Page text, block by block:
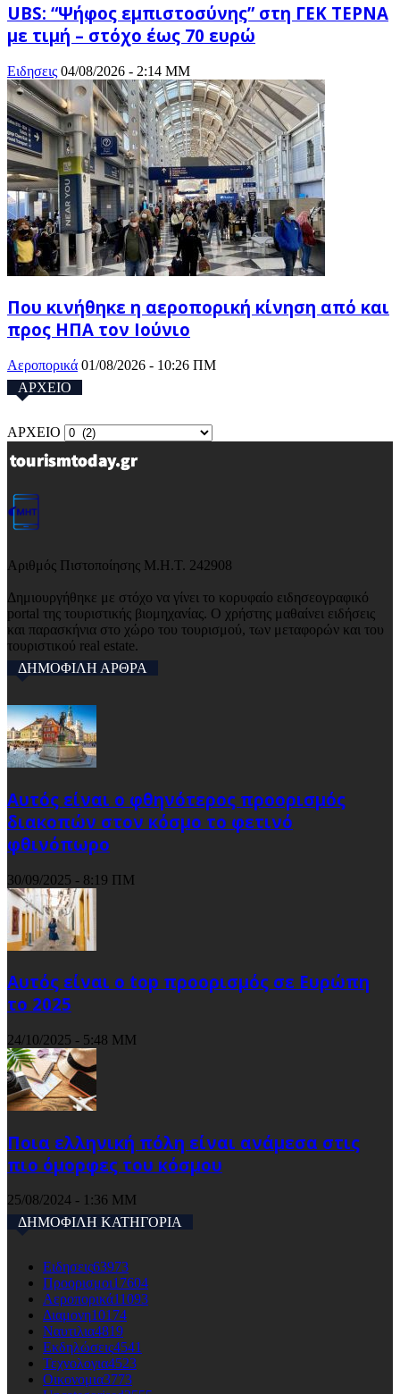
UBS: “Ψήφος εμπιστοσύνης” στη ΓΕΚ ΤΕΡΝΑ
με τιμή – στόχο έως 70 ευρώ
Ειδησεις 04/08/2026 - 2:14 ΜΜ
Που κινήθηκε η αεροπορική κίνηση από και
προς ΗΠΑ τον Ιούνιο
Αεροπορικά 01/08/2026 - 10:26 ΠΜ
ΑΡΧΕΙΟ
ΑΡΧΕΙΟ
Αριθμός Πιστοποίησης Μ.Η.Τ. 242908
Δημιουργήθηκε με στόχο να γίνει το κορυφαίο ειδησεογραφικό
portal της τουριστικής βιομηχανίας. Ο χρήστης μαθαίνει ειδήσεις
και παρασκήνια στο χώρο του τουρισμού, των μεταφορών και του
τουριστικού real estate.
ΔΗΜΟΦΙΛΗ ΑΡΘΡΑ
Αυτός είναι ο φθηνότερος προορισμός
διακοπών στον κόσμο το φετινό
φθινόπωρο
30/09/2025 - 8:19 ΠΜ
Αυτός είναι ο top προορισμός σε Ευρώπη
το 2025
24/10/2025 - 5:48 ΜΜ
Ποια ελληνική πόλη είναι ανάμεσα στις
πιο όμορφες του κόσμου
25/08/2024 - 1:36 ΜΜ
ΔΗΜΟΦΙΛΗ ΚΑΤΗΓΟΡΙΑ
Ειδησεις63973
Προορισμοι17604
Αεροπορικά11093
Διαμονη10174
Ναυτιλια4819
Εκδηλώσεις4541
Τεχνολογια4523
Οικονομια3773